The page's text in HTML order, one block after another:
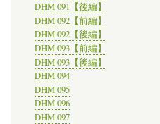
DHM 091【後編】
DHM 092【前編】
DHM 092【後編】
DHM 093【前編】
DHM 093【後編】
DHM 094
DHM 095
DHM 096
DHM 097